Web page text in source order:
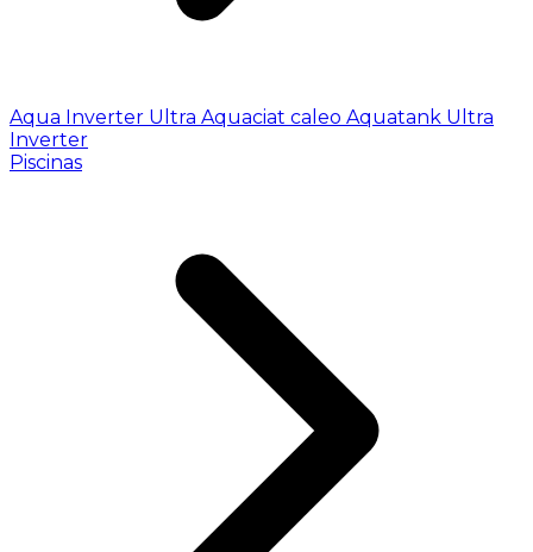
Aqua Inverter Ultra Aquaciat caleo Aquatank Ultra
Inverter
Piscinas